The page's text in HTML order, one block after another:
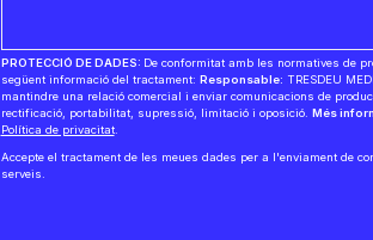
PROTECCIÓ DE DADES: De conformitat amb les normatives de
següent informació del tractament: Responsable: TRESDEU
mantindre una relació comercial i enviar comunicacions de
rectificació, portabilitat, supressió, limitació i oposició. Més
Política de privacitat.
Accepte el tractament de les meues dades per a l'enviament de
serveis.